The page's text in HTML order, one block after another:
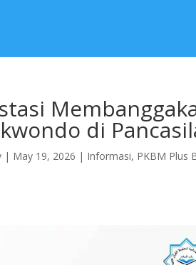
di
| May 19, 2026 | Informasi, PKBM Plus